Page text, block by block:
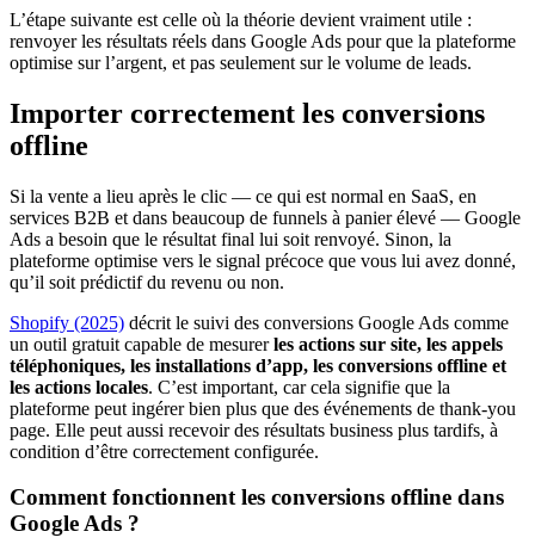
L’étape suivante est celle où la théorie devient vraiment utile :
renvoyer les résultats réels dans Google Ads pour que la plateforme
optimise sur l’argent, et pas seulement sur le volume de leads.
Importer correctement les conversions
offline
Si la vente a lieu après le clic — ce qui est normal en SaaS, en
services B2B et dans beaucoup de funnels à panier élevé — Google
Ads a besoin que le résultat final lui soit renvoyé. Sinon, la
plateforme optimise vers le signal précoce que vous lui avez donné,
qu’il soit prédictif du revenu ou non.
Shopify (2025) décrit le suivi des conversions Google Ads comme
un outil gratuit capable de mesurerles actions sur site, les appels
téléphoniques, les installations d’app, les conversions offline et
les actions locales. C’est important, car cela signifie que la
plateforme peut ingérer bien plus que des événements de thank-you
page. Elle peut aussi recevoir des résultats business plus tardifs, à
condition d’être correctement configurée.
Comment fonctionnent les conversions offline dans
Google Ads ?